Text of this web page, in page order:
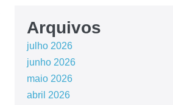
Arquivos
julho 2026
junho 2026
maio 2026
abril 2026